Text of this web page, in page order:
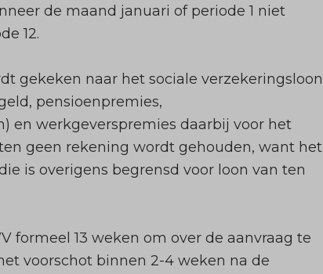
de maand januari of periode 1 niet
12.
gekeken naar het sociale verzekeringsloon
pensioenpremies,
en werkgeverspremies daarbij voor het
geen rekening wordt gehouden, want het
is overigens begrensd voor loon van ten
formeel 13 weken om over de aanvraag te
voorschot binnen 2-4 weken na de